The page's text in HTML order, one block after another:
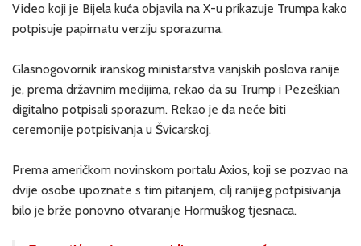
Video koji je Bijela kuća objavila na X-u prikazuje Trumpa kako
potpisuje papirnatu verziju sporazuma.
Glasnogovornik iranskog ministarstva vanjskih poslova ranije
je, prema državnim medijima, rekao da su Trump i Pezeškian
digitalno potpisali sporazum. Rekao je da neće biti
ceremonije potpisivanja u Švicarskoj.
Prema američkom novinskom portalu Axios, koji se pozvao na
dvije osobe upoznate s tim pitanjem, cilj ranijeg potpisivanja
bilo je brže ponovno otvaranje Hormuškog tjesnaca.